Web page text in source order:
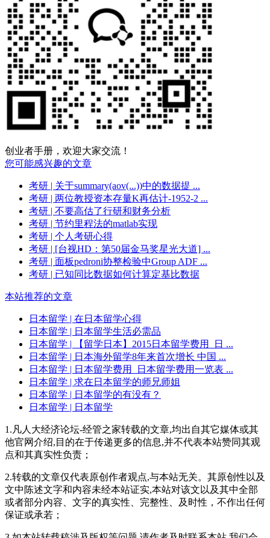
创业者手册，欢迎大家交流！
您可能感兴趣的文章
考研 | 关于summary(aov(...))中的数据提 ...
考研 | 两位教授资本存量K再估计-1952-2 ...
考研 | 不要高估了行研和财务分析
考研 | 节约里程法的matlab实现
考研 | 个人考研心得
考研 | [台视HD：第50届金马奖星光大道] ...
考研 | 面板pedroni协整检验中Group ADF ...
考研 | 已知同比数据如何计算定基比数据
本站推荐的文章
日本留学 | 在日本留学心得
日本留学 | 日本留学生活必需品
日本留学 | 【留学日本】2015日本留学费用_日 ...
日本留学 | 日本海外留学8年来首次增长 中国 ...
日本留学 | 日本留学费用_日本留学费用一览表 ...
日本留学 | 求在日本留学的师兄师姐
日本留学 | 日本留学的有没有？
日本留学 | 日本留学
1.凡人大经济论坛-经管之家转载的文章,均出自其它媒体或其
他官网介绍,目的在于传递更多的信息,并不代表本站赞同其观
点和其真实性负责；
2.转载的文章仅代表原创作者观点,与本站无关。其原创性以及
文中陈述文字和内容未经本站证实,本站对该文以及其中全部
或者部分内容、文字的真实性、完整性、及时性，不作出任何
保证或承若；